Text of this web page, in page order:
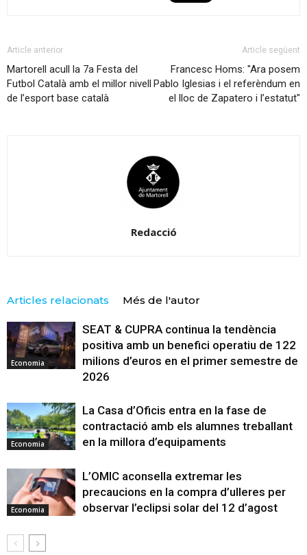
Article anterior
Martorell acull la 7a Festa del
Futbol Català amb el millor nivell
de l’esport base català
Article següent
Francesc Homs: "Ara posem
Pablo Iglesias i el referèndum en
el lloc de Zapatero i l’estatut"
Redacció
Articles relacionats Més de l'autor
Economia
SEAT & CUPRA continua la tendència
positiva amb un benefici operatiu de 122
milions d’euros en el primer semestre de
2026
Economia
La Casa d’Oficis entra en la fase de
contractació amb els alumnes treballant
en la millora d’equipaments
Economia
L’OMIC aconsella extremar les
precaucions en la compra d’ulleres per
observar l’eclipsi solar del 12 d’agost